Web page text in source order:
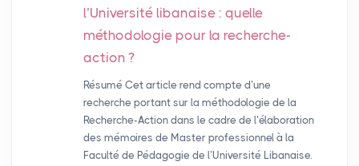
l’Université libanaise : quelle
méthodologie pour la recherche-
action ?
Résumé Cet article rend compte d’une
recherche portant sur la méthodologie de la
Recherche-Action dans le cadre de l’élaboration
des mémoires de Master professionnel à la
Faculté de Pédagogie de l’Université Libanaise.